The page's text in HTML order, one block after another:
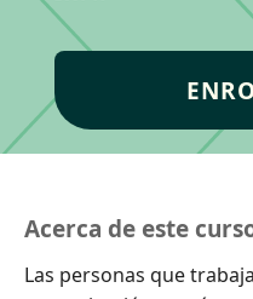
Acerca de este
Las personas que